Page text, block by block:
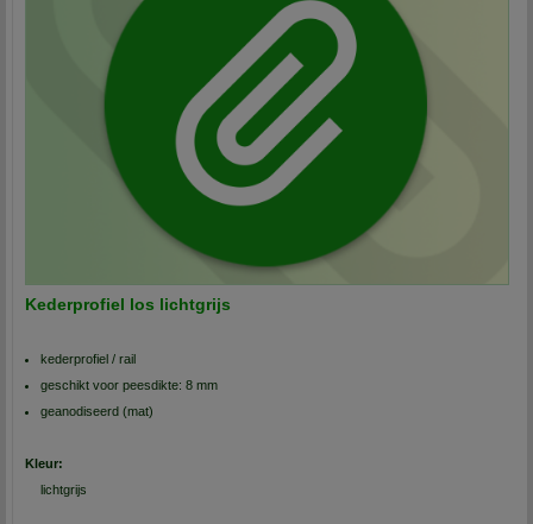
Kederprofiel los lichtgrijs
kederprofiel / rail
geschikt voor peesdikte: 8 mm
geanodiseerd (mat)
Kleur:
lichtgrijs